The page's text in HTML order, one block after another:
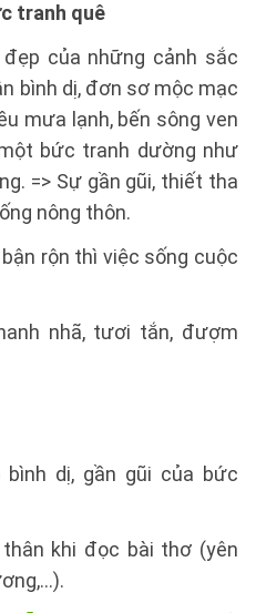
tranh quê
của những cảnh sắc
bình dị, đơn sơ mộc mạc
mưa lạnh, bến sông ven
bức tranh dường như
=> Sự gần gũi, thiết tha
nông thôn.
rộn thì việc sống cuộc
nhã, tươi tắn, đượm
dị, gần gũi của bức
khi đọc bài thơ (yên